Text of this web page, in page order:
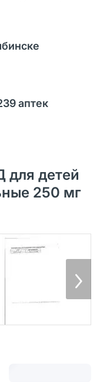
аптек
детей
250 мг